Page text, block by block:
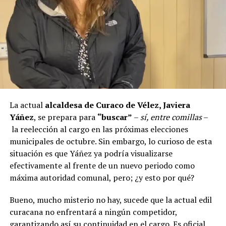
y el cierre perimetral del Club Deportivo Aucar, obras
fundamentales para el desarrollo comunitario.
El alcalde de Quemchi, Javier Ugarte
situación similar, señalando que en su comuna tienen
proyectos elegibles tanto en PMU como en PMB, pero
que hasta la fecha no han recibido respuesta clara sobre
si se entregarán los recursos.“Preocupa esta situación,
estos son proyectos que vienen trabajándose desde
hace tiempo y que hoy están en riesgo por la falta de
financiamiento”,declaró.
En la comuna deCuraco de Vélez, la alcaldesa Javiera
Yáñez
indicó que históricamente la Subdere ha apoyado
a los municipios en diversos proyectos y que confía en
que durante el año se asignen nuevos recursos, aunque
reconoció una disminución evidente en comparación
con ejercicios anteriores. Señaló que su administración
ha presentado iniciativas por más de 200 millones de
La actual alcaldesa de Curaco de Vélez, Javiera
Yáñez, se prepara para “buscar” – sí, entre comillas–
la reelección al cargo en las próximas elecciones
municipales de octubre. Sin embargo, lo curioso de esta
situación es que Yáñez ya podría visualizarse
efectivamente al frente de un nuevo periodo como
máxima autoridad comunal, pero; ¿y esto por qué?
Bueno, mucho misterio no hay, sucede que la actual edil
curacana no enfrentará a ningún competidor,